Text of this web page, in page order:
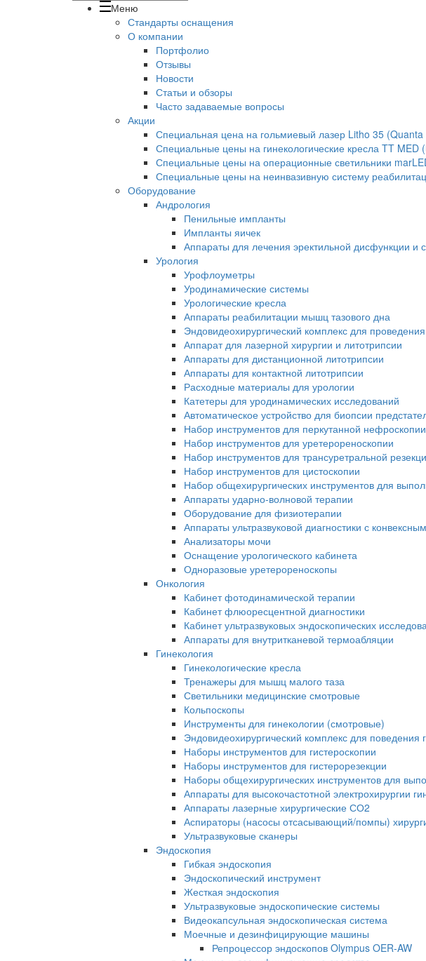
Меню
Стандарты оснащения
О компании
Портфолио
Отзывы
Новости
Статьи и обзоры
Часто задаваемые вопросы
Акции
Специальная цена на гольмиевый лазер Litho 35
Специальные цены на гинекологические кресла TT MED
Специальные цены на операционные светильники
Специальные цены на неинвазивную систему
Оборудование
Андрология
Пенильные импланты
Импланты яичек
Аппараты для лечения эректильной дисфункции и
Урология
Урофлоуметры
Уродинамические системы
Урологические кресла
Аппараты реабилитации мышц тазового дна
Эндовидеохирургический комплекс для
Аппарат для лазерной хирургии и литотрипсии
Аппараты для дистанционной литотрипсии
Аппараты для контактной литотрипсии
Расходные материалы для урологии
Катетеры для уродинамических исследований
Автоматическое устройство для биопсии
Набор инструментов для перкутанной нефроскопии
Набор инструментов для уретерореноскопии
Набор инструментов для трансуретральной
Набор инструментов для цистоскопии
Набор общехирургических инструментов для
Аппараты ударно-волновой терапии
Оборудование для физиотерапии
Аппараты ультразвуковой диагностики с
Анализаторы мочи
Оснащение урологического кабинета
Одноразовые уретерореноскопы
Онкология
Кабинет фотодинамической терапии
Кабинет флюоресцентной диагностики
Кабинет ультразвуковых эндоскопических
Аппараты для внутритканевой термоабляции
Гинекология
Гинекологические кресла
Тренажеры для мышц малого таза
Светильники медицинские смотровые
Кольпоскопы
Инструменты для гинекологии (смотровые)
Эндовидеохирургический комплекс для поведения
Наборы инструментов для гистероскопии
Наборы инструментов для гистерорезекции
Наборы общехирургических инструментов для
Аппараты для высокочастотной электрохирургии
Аппараты лазерные хирургические СО2
Аспираторы (насосы отсасывающий/помпы)
Ультразвуковые сканеры
Эндоскопия
Гибкая эндоскопия
Эндоскопический инструмент
Жесткая эндоскопия
Ультразвуковые эндоскопические системы
Видеокапсульная эндоскопическая система
Моечные и дезинфицирующие машины
Репроцессор эндоскопов Olympus OER-AW